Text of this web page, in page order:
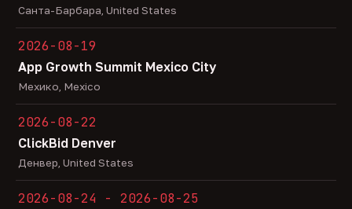
Санта-Барбара, United States
2026-08-19
App Growth Summit Mexico City
Мехико, Mexico
2026-08-22
ClickBid Denver
Денвер, United States
2026-08-24 - 2026-08-25